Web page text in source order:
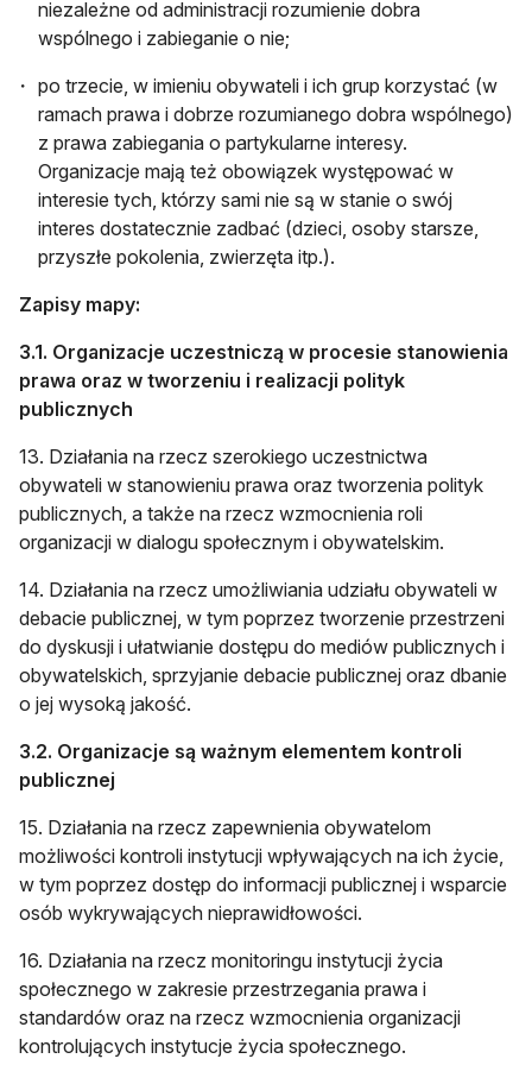
niezależne od administracji rozumienie dobra
wspólnego i zabieganie o nie;
po trzecie, w imieniu obywateli i ich grup korzystać (w
ramach prawa i dobrze rozumianego dobra wspólnego)
z prawa zabiegania o partykularne interesy.
Organizacje mają też obowiązek występować w
interesie tych, którzy sami nie są w stanie o swój
interes dostatecznie zadbać (dzieci, osoby starsze,
przyszłe pokolenia, zwierzęta itp.).
Zapisy mapy:
3.1. Organizacje uczestniczą w procesie stanowienia
prawa oraz w tworzeniu i realizacji polityk
publicznych
13. Działania na rzecz szerokiego uczestnictwa
obywateli w stanowieniu prawa oraz tworzenia polityk
publicznych, a także na rzecz wzmocnienia roli
organizacji w dialogu społecznym i obywatelskim.
14. Działania na rzecz umożliwiania udziału obywateli w
debacie publicznej, w tym poprzez tworzenie przestrzeni
do dyskusji i ułatwianie dostępu do mediów publicznych i
obywatelskich, sprzyjanie debacie publicznej oraz dbanie
o jej wysoką jakość.
3.2. Organizacje są ważnym elementem kontroli
publicznej
15. Działania na rzecz zapewnienia obywatelom
możliwości kontroli instytucji wpływających na ich życie,
w tym poprzez dostęp do informacji publicznej i wsparcie
osób wykrywających nieprawidłowości.
16. Działania na rzecz monitoringu instytucji życia
społecznego w zakresie przestrzegania prawa i
standardów oraz na rzecz wzmocnienia organizacji
kontrolujących instytucje życia społecznego.